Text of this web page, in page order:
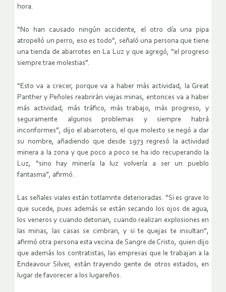
hora.
“No han causado ningún accidente, el otro día una pipa
atropelló un perro, eso es todo”, señaló una persona que tiene
una tienda de abarrotes en La Luz y que agregó, “el progreso
siempre trae molestias”.
“Esto va a crecer, porque va a haber más actividad, la Great
Panther y Peñoles reabrirán viejas minas, entonces va a haber
más actividad, más tráfico, más trabajo, más progreso, y
seguramente algunos problemas y siempre habrá
inconformes”, dijo el abarrotero, el que molesto se negó a dar
su nombre, añadiendo que desde 1973 regresó la actividad
minera a la zona y que poco a poco se ha ido recuperando la
Luz, “sino hay minería la luz volvería a ser un pueblo
fantasma”, afirmó.
Las señales viales están totlamnte deterioradas. “Si es grave lo
que sucede, pues además se están secando los ojos de agua,
los veneros y cuando detonan, cuando realizan explosiones en
las minas, las casas se cimbran, y si te quejas te insultan”,
afirmó otra persona esta vecina de Sangre de Cristo, quien dijo
que además los contratistas, las empresas que le trabajan a la
Endeavour Silver, están trayendo gente de otros estados, en
lugar de favorecer a los lugareños.